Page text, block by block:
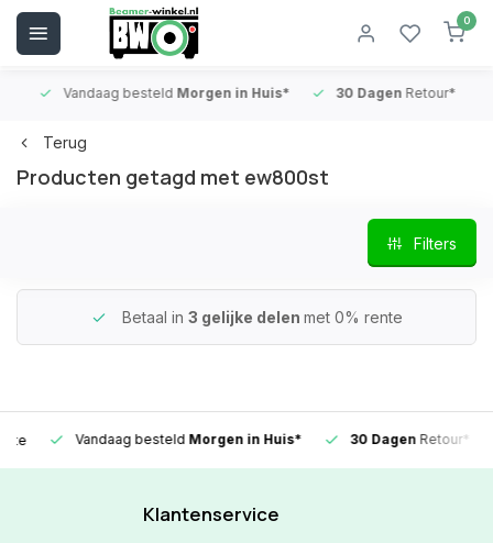
0
Vandaag besteldMorgen in Huis* 30 DagenRetour*
Terug
Producten getagd met ew800st
Filters
Betaal in 3 gelijke delen met 0% rente
Vandaag besteldMorgen in Huis* 30 DagenRetour*
Klantenservice